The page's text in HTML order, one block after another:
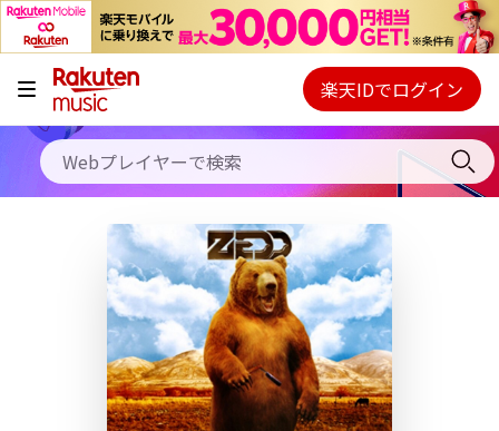
キャンペーン
料金プラン
使い方
初回30日間無料お試し
Webプレイヤー
ご契約内容の確認・変更
楽天IDでログイン